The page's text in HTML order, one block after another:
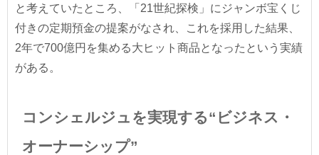
と考えていたところ、「21世紀探検」にジャンボ宝くじ
付きの定期預金の提案がなされ、これを採用した結果、
2年で700億円を集める大ヒット商品となったという実績
がある。
コンシェルジュを実現する“ビジネス・
オーナーシップ”